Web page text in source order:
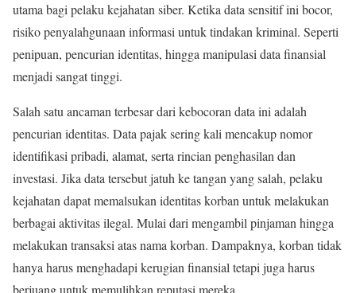
utama bagi pelaku kejahatan siber. Ketika data sensitif ini bocor,
risiko penyalahgunaan informasi untuk tindakan kriminal. Seperti
penipuan, pencurian identitas, hingga manipulasi data finansial
menjadi sangat tinggi.
Salah satu ancaman terbesar dari kebocoran data ini adalah
pencurian identitas. Data pajak sering kali mencakup nomor
identifikasi pribadi, alamat, serta rincian penghasilan dan
investasi. Jika data tersebut jatuh ke tangan yang salah, pelaku
kejahatan dapat memalsukan identitas korban untuk melakukan
berbagai aktivitas ilegal. Mulai dari mengambil pinjaman hingga
melakukan transaksi atas nama korban. Dampaknya, korban tidak
hanya harus menghadapi kerugian finansial tetapi juga harus
berjuang untuk memulihkan reputasi mereka.